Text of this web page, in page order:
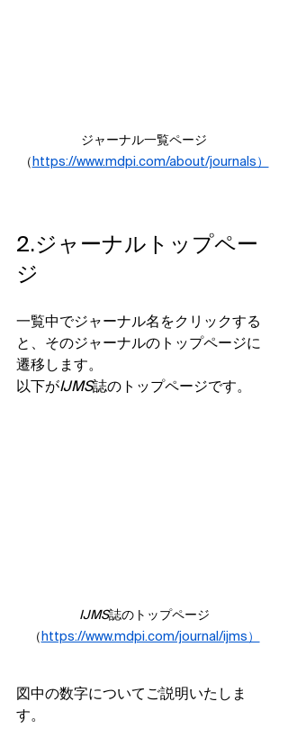
ジャーナル一覧ページ
（ https://www.mdpi.com/about/journals）
2.ジャーナルトップペー
ジ
一覧中でジャーナル名をクリックする
と、そのジャーナルのトップページに
遷移します。
以下がIJMS誌のトップページです。
IJMS誌のトップページ
（ https://www.mdpi.com/journal/ijms）
図中の数字についてご説明いたしま
す。